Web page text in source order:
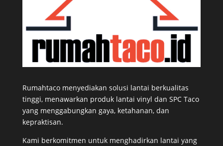
Rumahtaco menyediakan solusi lantai berkualitas
tinggi, menawarkan produk lantai vinyl dan SPC Taco
yang menggabungkan gaya, ketahanan, dan
kepraktisan.
Kami berkomitmen untuk menghadirkan lantai yang